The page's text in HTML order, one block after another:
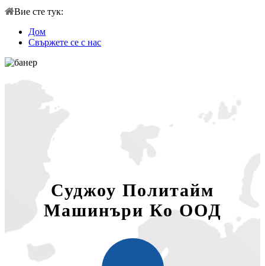
Вие сте тук:
Дом
Свържете се с нас
Суджоу Политайм
Машинъри Ко ООД